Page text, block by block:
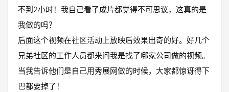
不到2小时！我自己看了成片都觉得不可思议，这真的是
我做的吗？
后面这个视频在社区活动上放映后效果出奇的好。好几个
兄弟社区的工作人员都来问我是找了哪家公司做的视频。
当我告诉他们是自己用秀展网做的时候，大家都惊讶得下
巴都要掉了！